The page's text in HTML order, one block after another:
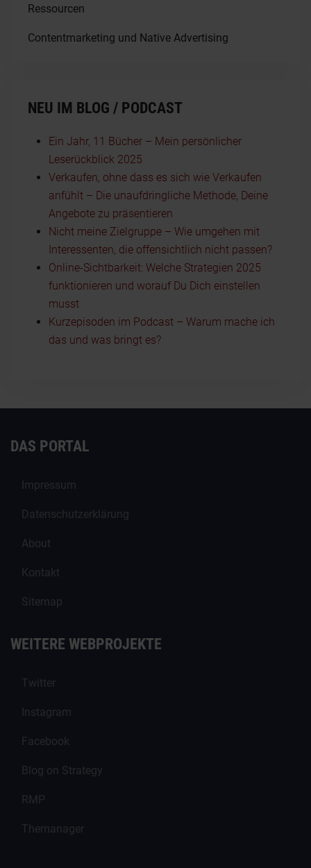
Ressourcen
Contentmarketing und Native Advertising
NEU IM BLOG / PODCAST
Ein Jahr, 11 Bücher – Mein persönlicher
Leserückblick 2025
Verkaufen, ohne dass es sich wie Verkaufen
anfühlt – Die unaufdringliche Methode, Deine
Angebote zu präsentieren
Nicht meine Zielgruppe – Wie umgehen mit
Interessenten, die offensichtlich nicht passen?
Online-Sichtbarkeit: Welche Strategien 2025
funktionieren und worauf Du Dich einstellen
musst
Kurzepisoden im Podcast – Warum mache ich
das und was bringt es?
DAS PORTAL
Impressum
Datenschutzerklärung
About
Kontakt
Sitemap
WEITERE WEBPROJEKTE
Twitter
Instagram
Facebook
Blog on Strategy
RMP
Themanager